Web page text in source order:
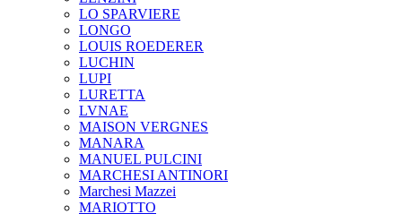
LO SPARVIERE
LONGO
LOUIS ROEDERER
LUCHIN
LUPI
LURETTA
LVNAE
MAISON VERGNES
MANARA
MANUEL PULCINI
MARCHESI ANTINORI
Marchesi Mazzei
MARIOTTO